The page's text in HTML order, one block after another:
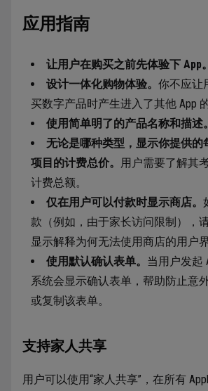
应用指南
让用户在购买之前先体验下 App。
设计一体化购物体验。 你不应让
买数字产品时产生进入了其他 App
使用简单明了的产品名称和描述。
无论是哪种类型，显示你提供的
项目的计费总价。 用户需要了解其
计费总额。
仅在用户可以付款时显示商店。
款（例如，由于家长访问限制），
显示解释为何无法使用商店的用户界
使用默认确认表单。 当用户发起
系统会显示确认表单，帮助防止意
或复制该表单。
支持家人共享
用户可以使用“家人共享”，在所有